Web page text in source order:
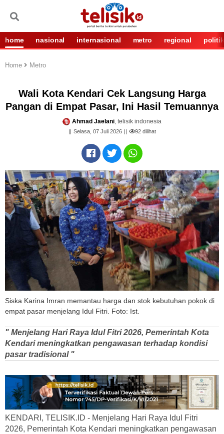
home nasional internasional metro regional politik
Home Metro
Wali Kota Kendari Cek Langsung Harga
Pangan di Empat Pasar, Ini Hasil Temuannya
Ahmad Jaelani, telisik indonesia
Selasa, 07 Juli 2026 92dilihat
Siska Karina Imran memantau harga dan stok kebutuhan pokok di
empat pasar menjelang Idul Fitri. Foto: Ist.
" Menjelang Hari Raya Idul Fitri 2026, Pemerintah Kota
Kendari meningkatkan pengawasan terhadap kondisi
pasar tradisional "
KENDARI, TELISIK.ID - Menjelang Hari Raya Idul Fitri
2026, Pemerintah Kota Kendari meningkatkan pengawasan